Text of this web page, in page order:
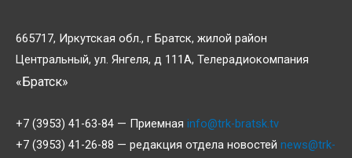
665717, Иркутская обл., г Братск, жилой район
Центральный, ул. Янгеля, д 111А, Телерадиокомпания
«Братск»
+7 (3953) 41-63-84 — Приемная info@trk-bratsk.tv
+7 (3953) 41-26-88 — редакция отдела новостей news@trk-